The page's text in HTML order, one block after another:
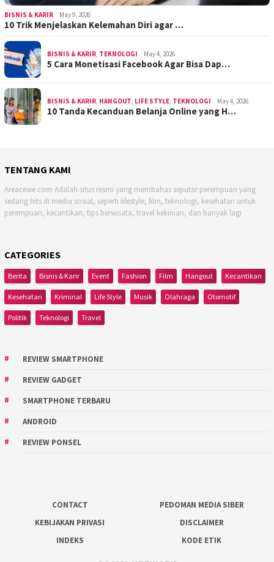
BISNIS & KARIR May 9, 2026
10 Trik Menjelaskan Kelemahan Diri agar …
BISNIS & KARIR, TEKNOLOGI May 4, 2026
5 Cara Monetisasi Facebook Agar Bisa Dap…
BISNIS & KARIR, HANGOUT, LIFE STYLE, TEKNOLOGI May 4, 2026
10 Tanda Kecanduan Belanja Online yang H…
TENTANG KAMI
Areacewe.com Adalah situs resmi yang membahas seputar perempuan yang
sedang hits di media sosial, seperti lifestyle, film, teknologi, kesehatan untuk
perempuan, kecantikan, tips berwisata, travel kekinian, dan banyak lagi
CATEGORIES
Berita Bisnis & Karir Event Fashion Film Hangout Kecantikan
Kesehatan Kriminal Life Style Musik Olahraga Otomotif
Politik Teknologi Travel
REVIEW SMARTPHONE
REVIEW GADGET
SMARTPHONE TERBARU
ANDROID
REVIEW PONSEL
CONTACT
PEDOMAN MEDIA SIBER
KEBIJAKAN PRIVASI
DISCLAIMER
INDEKS
KODE ETIK